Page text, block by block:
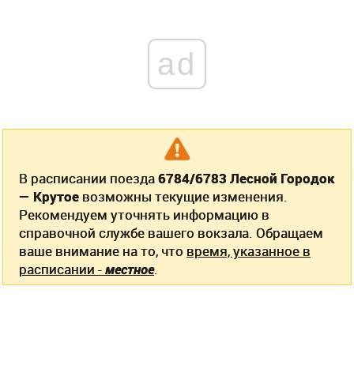
ad
В расписании поезда6784/6783 Лесной Городок
— Крутое возможны текущие изменения.
Рекомендуем уточнять информацию в
справочной службе вашего вокзала. Обращаем
ваше внимание на то, что время, указанное в
расписании -местное.